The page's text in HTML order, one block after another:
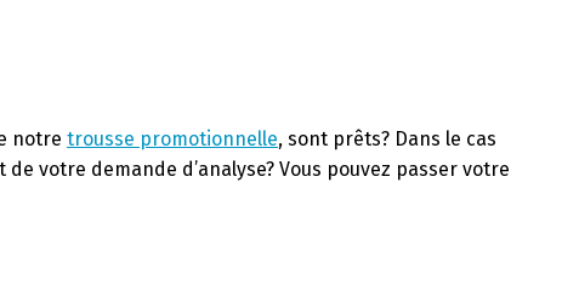
notre trousse promotionnelle, sont prêts? Dans le cas
votre demande d’analyse? Vous pouvez passer votre